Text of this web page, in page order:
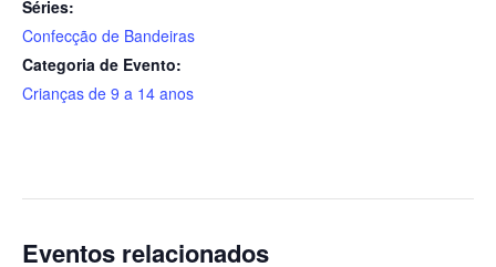
Séries:
Confecção de Bandeiras
Categoria de Evento:
Crianças de 9 a 14 anos
Eventos relacionados